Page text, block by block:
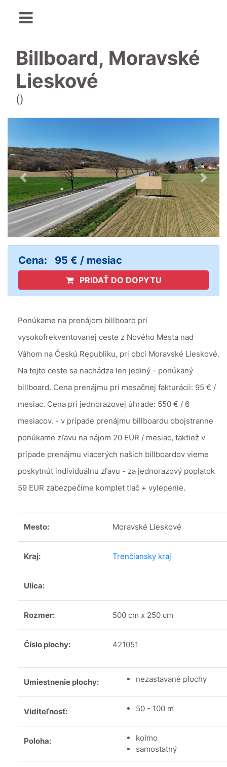
Billboard, Moravské
Lieskové
()
Předchozí Další
Cena: 95 € / mesiac
PRIDAŤ DO DOPYTU
Ponúkame na prenájom billboard pri
vysokofrekventovanej ceste z Nového Mesta nad
Váhom na Českú Republiku, pri obci Moravské Lieskové.
Na tejto ceste sa nachádza len jediný - ponúkaný
billboard. Cena prenájmu pri mesačnej fakturácii: 95 € /
mesiac. Cena pri jednorazovej úhrade: 550 € / 6
mesiacov. - v prípade prenájmu billboardu obojstranne
ponúkame zľavu na nájom 20 EUR / mesiac, taktiež v
prípade prenájmu viacerých našich billboardov vieme
poskytnúť individuálnu zľavu - za jednorazový poplatok
59 EUR zabezpečíme komplet tlač + vylepenie.
Mesto: Moravské Lieskové
Kraj: Trenčiansky kraj
Ulica:
Rozmer: 500 cm x 250 cm
Číslo plochy: 421051
Umiestnenie plochy: nezastavané plochy
Viditeľnosť: 50 - 100 m
Poloha:
kolmo
samostatný